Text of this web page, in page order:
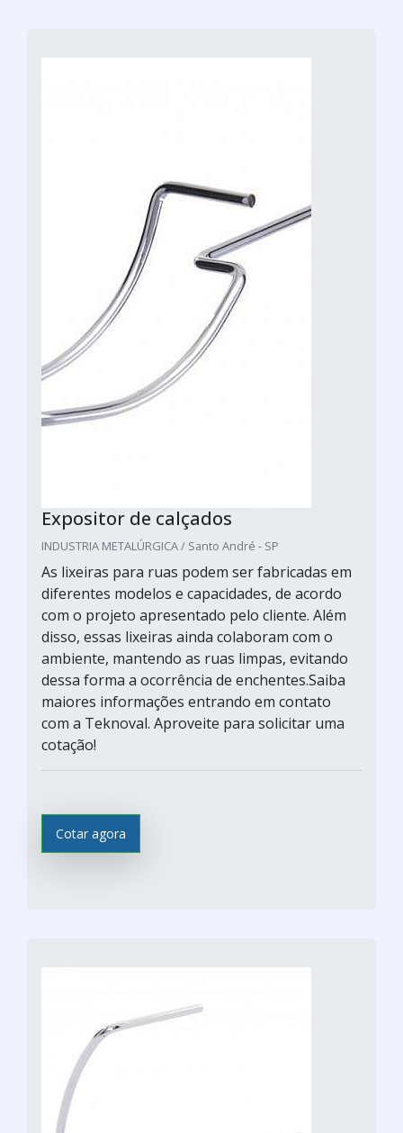
Expositor de calçados
INDUSTRIA METALÚRGICA / Santo André - SP
As lixeiras para ruas podem ser fabricadas em
diferentes modelos e capacidades, de acordo
com o projeto apresentado pelo cliente. Além
disso, essas lixeiras ainda colaboram com o
ambiente, mantendo as ruas limpas, evitando
dessa forma a ocorrência de enchentes.Saiba
maiores informações entrando em contato
com a Teknoval. Aproveite para solicitar uma
cotação!
Cotar agora